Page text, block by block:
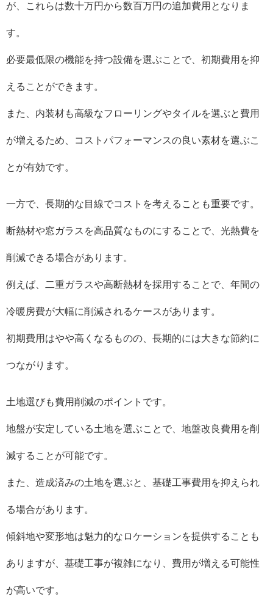
が、これらは数十万円から数百万円の追加費用となりま
す。
必要最低限の機能を持つ設備を選ぶことで、初期費用を抑
えることができます。
また、内装材も高級なフローリングやタイルを選ぶと費用
が増えるため、コストパフォーマンスの良い素材を選ぶこ
とが有効です。
一方で、長期的な目線でコストを考えることも重要です。
断熱材や窓ガラスを高品質なものにすることで、光熱費を
削減できる場合があります。
例えば、二重ガラスや高断熱材を採用することで、年間の
冷暖房費が大幅に削減されるケースがあります。
初期費用はやや高くなるものの、長期的には大きな節約に
つながります。
土地選びも費用削減のポイントです。
地盤が安定している土地を選ぶことで、地盤改良費用を削
減することが可能です。
また、造成済みの土地を選ぶと、基礎工事費用を抑えられ
る場合があります。
傾斜地や変形地は魅力的なロケーションを提供することも
ありますが、基礎工事が複雑になり、費用が増える可能性
が高いです。